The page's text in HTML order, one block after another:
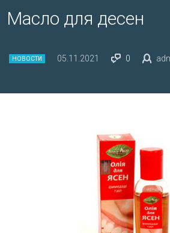
Масло для десен
НОВОСТИ 05.11.2021 0